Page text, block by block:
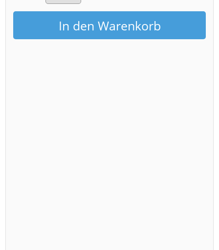
Wintermorgen
in
Dresden
MengeIn den Warenkorb